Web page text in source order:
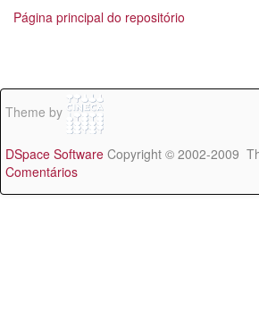
Página principal do repositório
Theme by
DSpace Software Copyright © 2002-2009
Comentários